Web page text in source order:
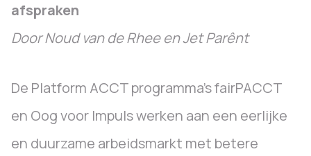
afspraken
Door Noud van de Rhee en Jet Parênt
De Platform ACCT programma’s fairPACCT
en Oog voor Impuls werken aan een eerlijke
en duurzame arbeidsmarkt met betere